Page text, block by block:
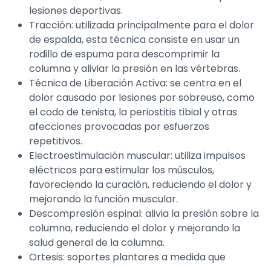
lesiones deportivas.
Tracción: utilizada principalmente para el dolor
de espalda, esta técnica consiste en usar un
rodillo de espuma para descomprimir la
columna y aliviar la presión en las vértebras.
Técnica de Liberación Activa: se centra en el
dolor causado por lesiones por sobreuso, como
el codo de tenista, la periostitis tibial y otras
afecciones provocadas por esfuerzos
repetitivos.
Electroestimulación muscular: utiliza impulsos
eléctricos para estimular los músculos,
favoreciendo la curación, reduciendo el dolor y
mejorando la función muscular.
Descompresión espinal: alivia la presión sobre la
columna, reduciendo el dolor y mejorando la
salud general de la columna.
Ortesis: soportes plantares a medida que